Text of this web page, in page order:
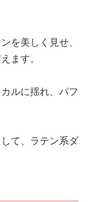
を美しく見せ、
ます。
ルに揺れ、パフ
て、ラテン系ダ